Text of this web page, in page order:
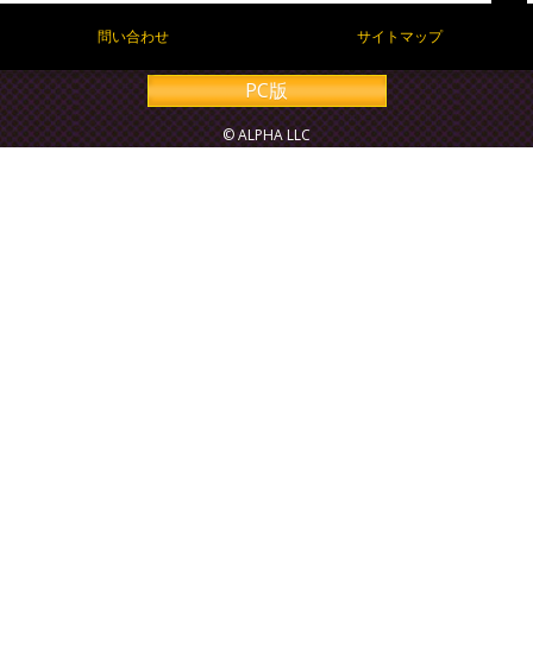
問い合わせ サイトマップ
PC版
© ALPHA LLC